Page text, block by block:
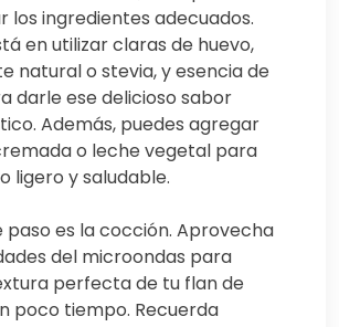
los ingredientes adecuados.
en utilizar claras de huevo,
natural o stevia, y esencia de
darle ese delicioso sabor
Además, puedes agregar
o leche vegetal para
ligero y saludable.
paso es la cocción. Aprovecha
del microondas para
perfecta de tu flan de
poco tiempo. Recuerda